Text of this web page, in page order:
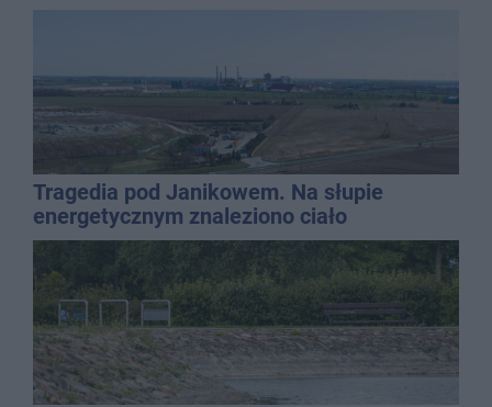
Tragedia pod Janikowem. Na słupie
energetycznym znaleziono ciało
mężczyzny